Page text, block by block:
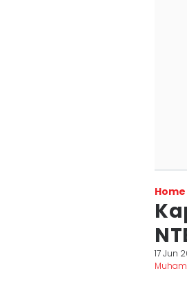
Home
17 Jun